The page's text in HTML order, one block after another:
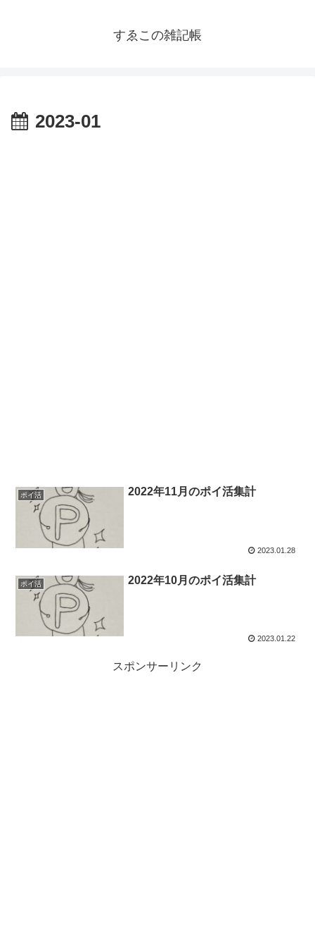
すゑこの雑記帳
2023-01
ポイ活 2022年11月のポイ活集計
2023.01.28
ポイ活 2022年10月のポイ活集計
2023.01.22
スポンサーリンク